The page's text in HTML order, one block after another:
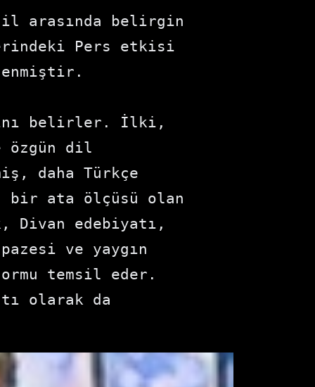
arasında belirgin
Pers etkisi
belirler. İlki,
özgün dil
daha Türkçe
bir ata ölçüsü olan
Divan edebiyatı,
ve yaygın
temsil eder.
olarak da